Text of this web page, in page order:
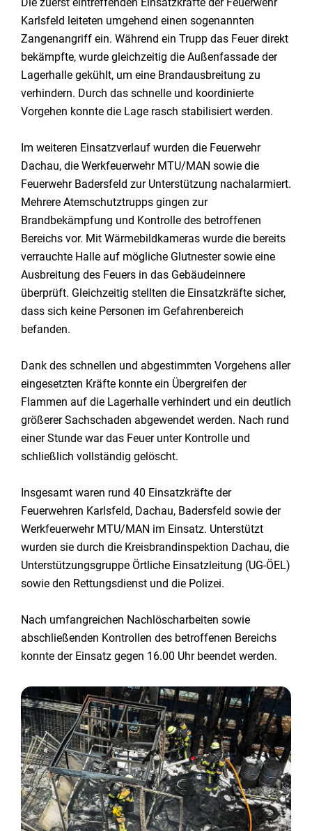
Karlsfeld leiteten umgehend einen sogenannten
Zangenangriff ein. Während ein Trupp das Feuer direkt
bekämpfte, wurde gleichzeitig die Außenfassade der
Lagerhalle gekühlt, um eine Brandausbreitung zu
verhindern. Durch das schnelle und koordinierte
Vorgehen konnte die Lage rasch stabilisiert werden.
Im weiteren Einsatzverlauf wurden die Feuerwehr
Dachau, die Werkfeuerwehr MTU/MAN sowie die
Feuerwehr Badersfeld zur Unterstützung nachalarmiert.
Mehrere Atemschutztrupps gingen zur
Brandbekämpfung und Kontrolle des betroffenen
Bereichs vor. Mit Wärmebildkameras wurde die bereits
verrauchte Halle auf mögliche Glutnester sowie eine
Ausbreitung des Feuers in das Gebäudeinnere
überprüft. Gleichzeitig stellten die Einsatzkräfte sicher,
dass sich keine Personen im Gefahrenbereich
befanden.
Dank des schnellen und abgestimmten Vorgehens aller
eingesetzten Kräfte konnte ein Übergreifen der
Flammen auf die Lagerhalle verhindert und ein deutlich
größerer Sachschaden abgewendet werden. Nach rund
einer Stunde war das Feuer unter Kontrolle und
schließlich vollständig gelöscht.
Insgesamt waren rund 40 Einsatzkräfte der
Feuerwehren Karlsfeld, Dachau, Badersfeld sowie der
Werkfeuerwehr MTU/MAN im Einsatz. Unterstützt
wurden sie durch die Kreisbrandinspektion Dachau, die
Unterstützungsgruppe Örtliche Einsatzleitung (UG-ÖEL)
sowie den Rettungsdienst und die Polizei.
Nach umfangreichen Nachlöscharbeiten sowie
abschließenden Kontrollen des betroffenen Bereichs
konnte der Einsatz gegen 16.00 Uhr beendet werden.